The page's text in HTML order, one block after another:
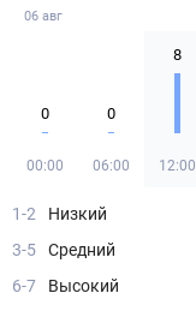
06 авг
0
00:00
0
06:00
8
12:00
1-2
Низкий
3-5
Средний
6-7
Высокий